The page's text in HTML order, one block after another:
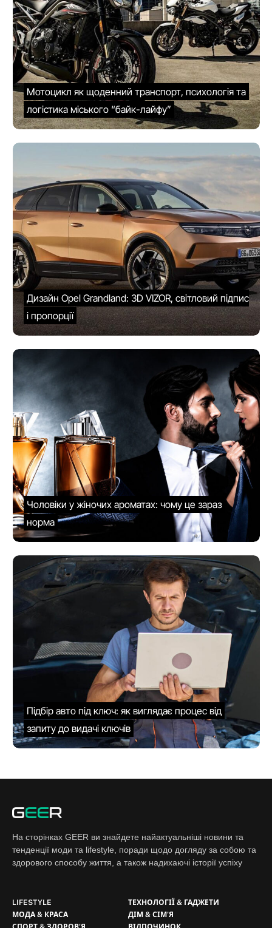
Мотоцикл як щоденний транспорт, психологія та
логістика міського “байк-лайфу”
Дизайн Opel Grandland: 3D VIZOR, світловий підпис
і пропорції
Чоловіки у жіночих ароматах: чому це зараз
норма
Підбір авто під ключ: як виглядає процес від
запиту до видачі ключів
LIFESTYLE
МОДА & КРАСА
ТЕХНОЛОГІЇ & ГАДЖЕТИ
ДІМ & СІМ'Я
На сторінках GEER ви знайдете найактуальніші новини та
тенденції моди та lifestyle, поради щодо догляду за собою та
здорового способу життя, а також надихаючі історії успіху